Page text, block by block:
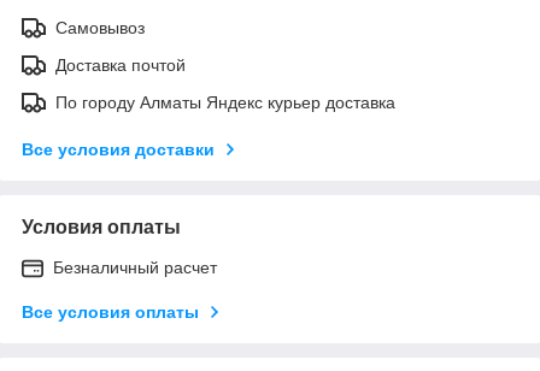
Самовывоз
Доставка почтой
По городу Алматы Яндекс курьер доставка
Все условия доставки
Условия оплаты
Безналичный расчет
Все условия оплаты